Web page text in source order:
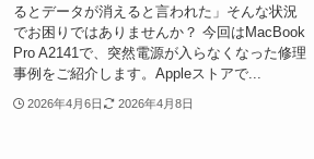
るとデータが消えると言われた」そんな状況
でお困りではありませんか？ 今回はMacBook
Pro A2141で、突然電源が入らなくなった修理
事例をご紹介します。Appleストアで...
2026年4月6日 2026年4月8日